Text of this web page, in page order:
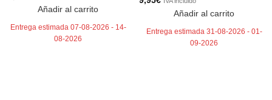
Añadir al carrito
Entrega estimada 07-08-2026 - 14-
08-2026
Añadir al carrito
Entrega estimada 31-08-2026 - 01-
09-2026